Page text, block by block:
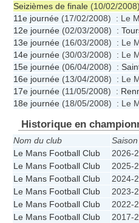
Seizièmes de finale (10/02/
11e journée (17/02/2008) : Le
12e journée (02/03/2008) :
13e journée (16/03/2008) : Le
14e journée (30/03/2008) : Le
15e journée (06/04/2008) :
16e journée (13/04/2008) : Le
17e journée (11/05/2008) :
18e journée (18/05/2008) : Le
Historique en
Nom du club Saison
Le Mans Football Club
2026-
Le Mans Football Club
2025-
Le Mans Football Club
2024-
Le Mans Football Club
2023-
Le Mans Football Club
2022-
Le Mans Football Club
2017-